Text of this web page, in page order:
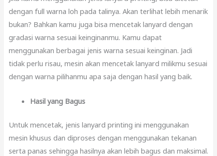
dengan full warna loh pada talinya. Akan terlihat lebih menarik
bukan? Bahkan kamu juga bisa mencetak lanyard dengan
gradasi warna sesuai keinginanmu. Kamu dapat
menggunakan berbagai jenis warna sesuai keinginan. Jadi
tidak perlu risau, mesin akan mencetak lanyard milikmu sesuai
dengan warna pilihanmu apa saja dengan hasil yang baik.
Hasil yang Bagus
Untuk mencetak, jenis lanyard printing ini menggunakan
mesin khusus dan diproses dengan menggunakan tekanan
serta panas sehingga hasilnya akan lebih bagus dan maksimal.